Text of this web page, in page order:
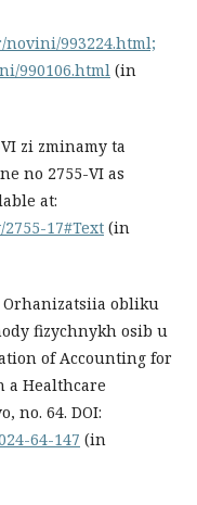
novini/993224.html;
990106.html (in
zi zminamy ta
no 2755-VI as
at:
17#Text (in
Orhanizatsiia obliku
fizychnykh osib u
of Accounting for
a Healthcare
no. 64. DOI:
64-147 (in